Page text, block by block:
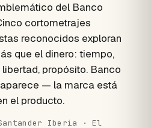
del Banco
cortometrajes
reconocidos exploran
que el dinero: tiempo,
propósito. Banco
— la marca está
el producto.
Santander Iberia · El